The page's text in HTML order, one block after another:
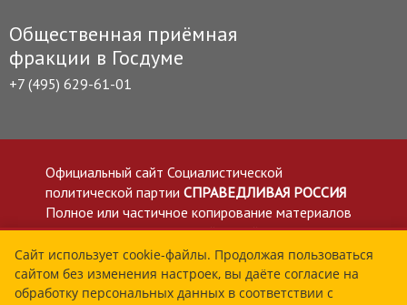
Общественная приёмная
фракции в Госдуме
+7 (495) 629-61-01
Официальный сайт Социалистической
политической партии СПРАВЕДЛИВАЯ РОССИЯ
Полное или частичное копирование материалов
приветствуется со ссылкой на сайт spravedlivo.ru
Политика в отношении обработки персональных
данных
Все материалы сайта spravedlivo.ru доступны по
Сайт использует cookie-файлы. Продолжая пользоваться
сайтом без изменения настроек, вы даёте согласие на
обработку персональных данных в соответствии с